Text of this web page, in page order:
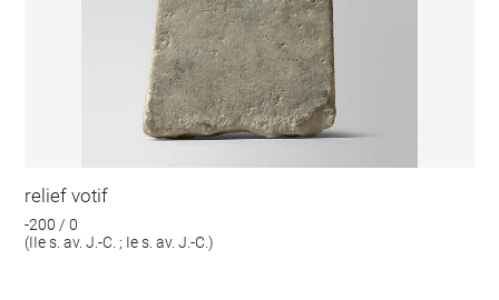
relief votif
-200 / 0
(IIe s. av. J.-C. ; Ie s. av. J.-C.)